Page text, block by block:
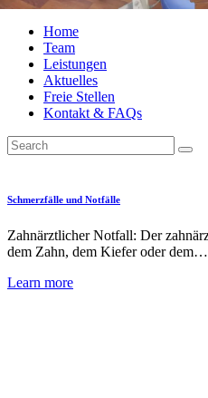
Home
Team
Leistungen
Aktuelles
Freie Stellen
Kontakt & FAQs
Schmerzfälle und Notfälle
Zahnärztlicher Notfall: Der
dem Zahn, dem Kiefer oder dem…
Learn more